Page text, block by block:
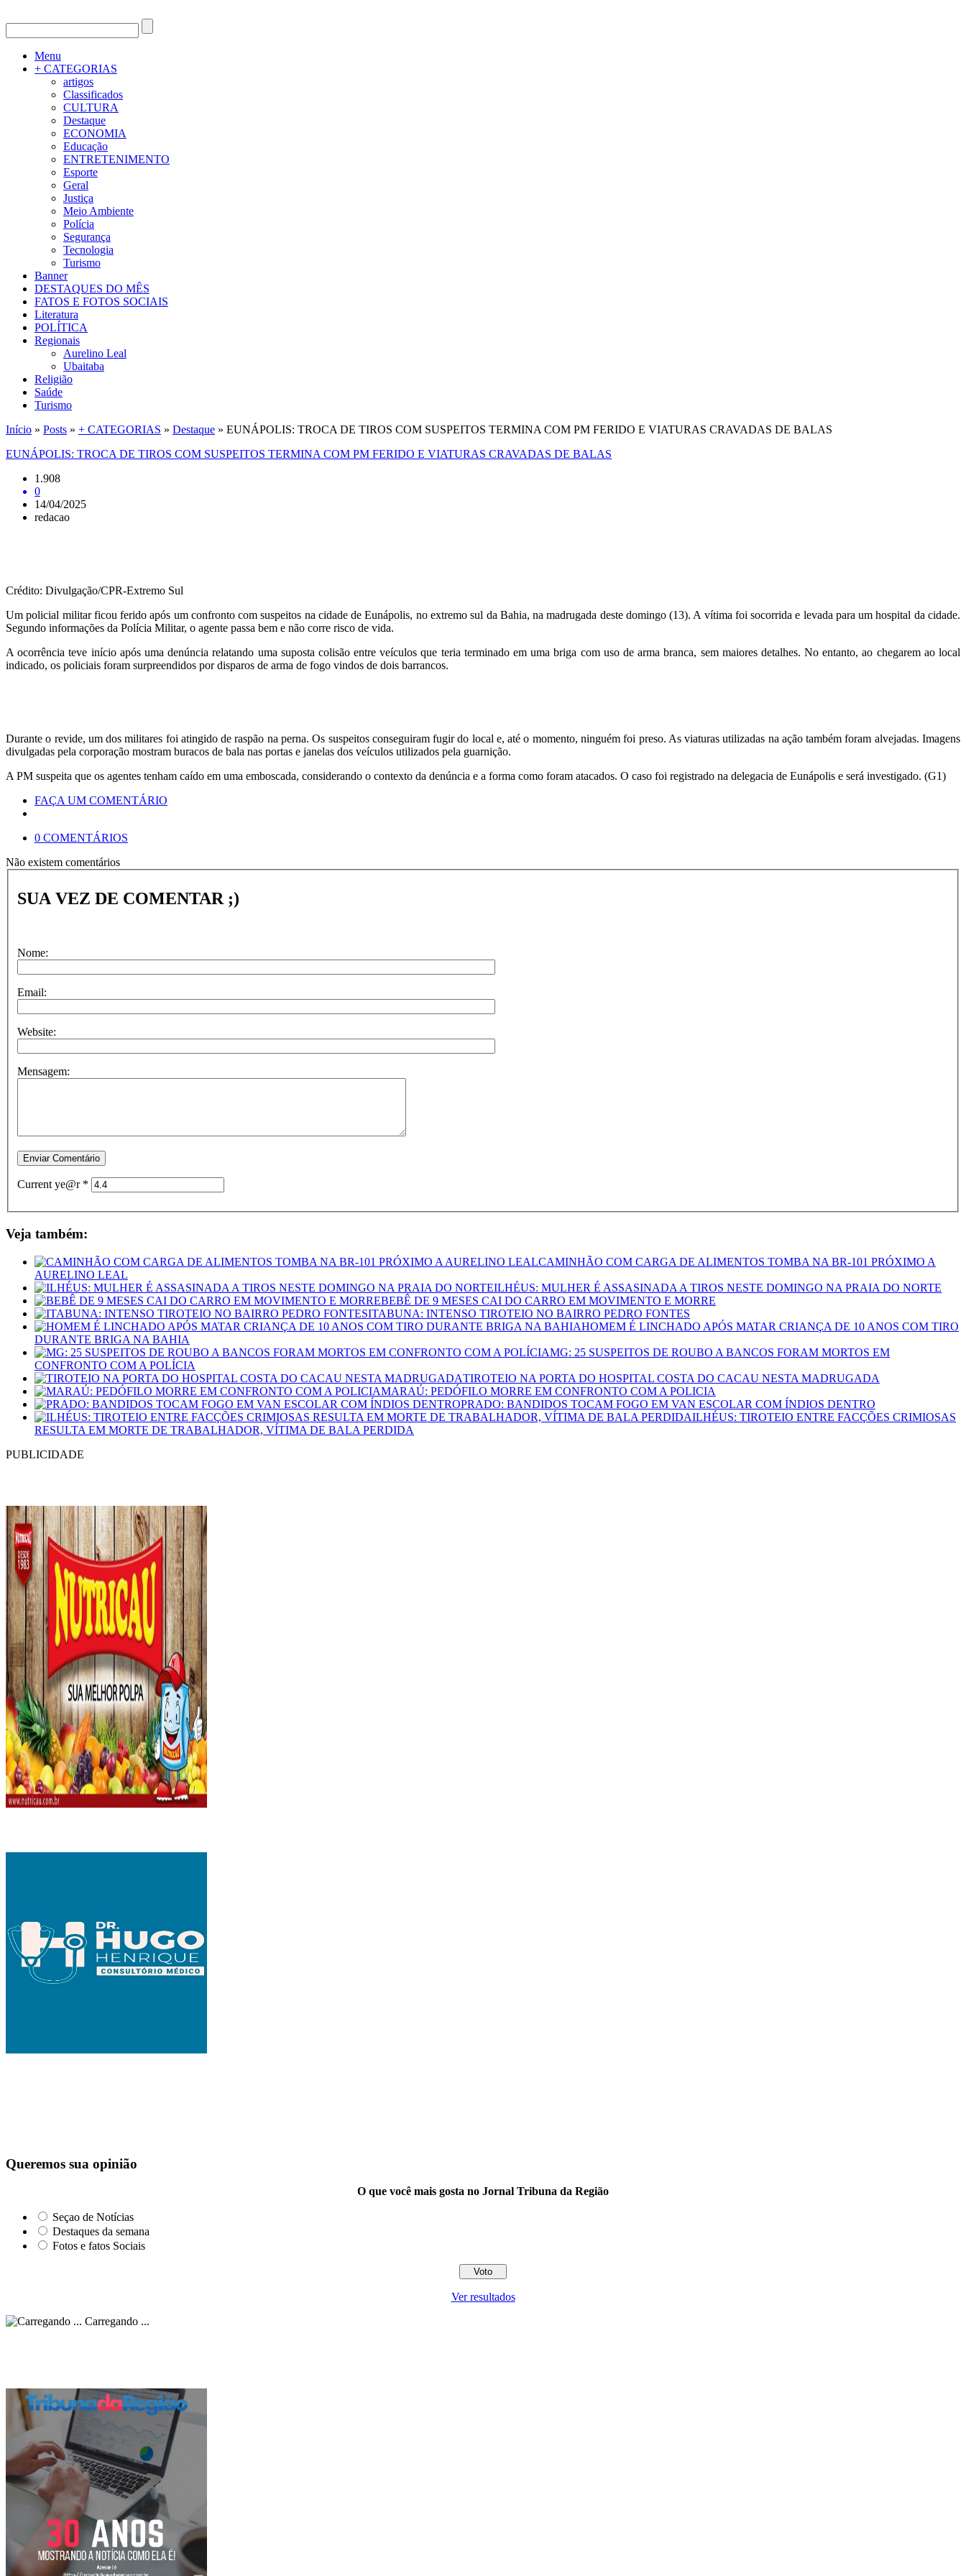
Menu
+ CATEGORIAS
artigos
Classificados
CULTURA
Destaque
ECONOMIA
Educação
ENTRETENIMENTO
Esporte
Geral
Justiça
Meio Ambiente
Polícia
Segurança
Tecnologia
Turismo
Banner
DESTAQUES DO MÊS
FATOS E FOTOS SOCIAIS
Literatura
POLÍTICA
Regionais
Aurelino Leal
Ubaitaba
Religião
Saúde
Turismo
Início » Posts » + CATEGORIAS » Destaque » EUNÁPOLIS: TROCA DE TIROS COM SUSPEITOS TERMINA COM PM FERIDO E VIATURAS CRAVADAS DE BALAS
EUNÁPOLIS: TROCA DE TIROS COM SUSPEITOS TERMINA COM PM FERIDO E VIATURAS CRAVADAS DE BALAS
1.908
0
14/04/2025
redacao
Crédito: Divulgação/CPR-Extremo Sul
Um policial militar ficou ferido após um confronto com suspeitos na cidade de Eunápolis, no extremo sul da Bahia, na madrugada deste domingo (13). A vítima foi socorrida e levada para um hospital da cidade.
Segundo informações da Polícia Militar, o agente passa bem e não corre risco de vida.
A ocorrência teve início após uma denúncia relatando uma suposta colisão entre veículos que teria terminado em uma briga com uso de arma branca, sem maiores detalhes. No entanto, ao chegarem ao local
indicado, os policiais foram surpreendidos por disparos de arma de fogo vindos de dois barrancos.
Durante o revide, um dos militares foi atingido de raspão na perna. Os suspeitos conseguiram fugir do local e, até o momento, ninguém foi preso. As viaturas utilizadas na ação também foram alvejadas. Imagens
divulgadas pela corporação mostram buracos de bala nas portas e janelas dos veículos utilizados pela guarnição.
A PM suspeita que os agentes tenham caído em uma emboscada, considerando o contexto da denúncia e a forma como foram atacados. O caso foi registrado na delegacia de Eunápolis e será investigado. (G1)
FAÇA UM COMENTÁRIO
0 COMENTÁRIOS
Não existem comentários
SUA VEZ DE COMENTAR ;)
Nome:
Email:
Website:
Mensagem:
Current ye@r *
Veja também:
CAMINHÃO COM CARGA DE ALIMENTOS TOMBA NA BR-101 PRÓXIMO A
AURELINO LEAL
ILHÉUS: MULHER É ASSASINADA A TIROS NESTE DOMINGO NA PRAIA DO NORTE
BEBÊ DE 9 MESES CAI DO CARRO EM MOVIMENTO E MORRE
ITABUNA: INTENSO TIROTEIO NO BAIRRO PEDRO FONTES
HOMEM É LINCHADO APÓS MATAR CRIANÇA DE 10 ANOS COM TIRO
DURANTE BRIGA NA BAHIA
MG: 25 SUSPEITOS DE ROUBO A BANCOS FORAM MORTOS EM
CONFRONTO COM A POLÍCIA
TIROTEIO NA PORTA DO HOSPITAL COSTA DO CACAU NESTA MADRUGADA
MARAÚ: PEDÓFILO MORRE EM CONFRONTO COM A POLICIA
PRADO: BANDIDOS TOCAM FOGO EM VAN ESCOLAR COM ÍNDIOS DENTRO
ILHÉUS: TIROTEIO ENTRE FACÇÕES CRIMIOSAS
RESULTA EM MORTE DE TRABALHADOR, VÍTIMA DE BALA PERDIDA
PUBLICIDADE
Queremos sua opinião
O que você mais gosta no Jornal Tribuna da Região
Seçao de Notícias
Destaques da semana
Fotos e fatos Sociais
Ver resultados
Carregando ...